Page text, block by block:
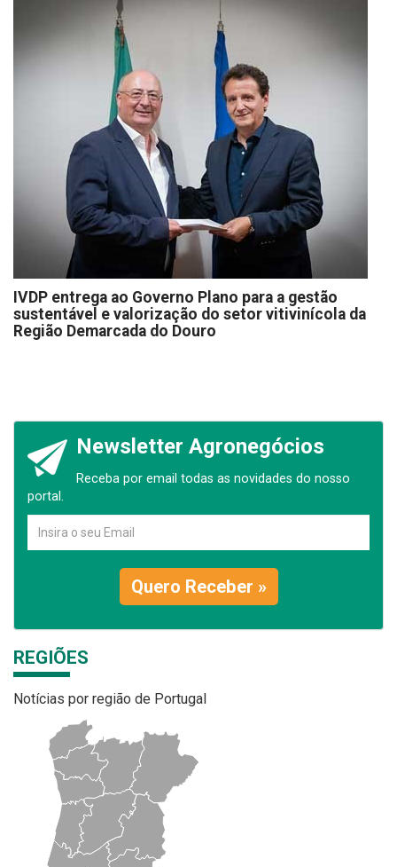
IVDP entrega ao Governo Plano para a gestão
sustentável e valorização do setor vitivinícola da
Região Demarcada do Douro
Newsletter Agronegócios
Receba por email todas as novidades do nosso
portal.
Quero Receber »
REGIÕES
Notícias por região de Portugal